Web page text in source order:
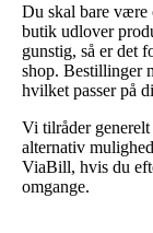
Du skal bare være
butik udlover
gunstig, så er det
shop. Bestillinger
hvilket passer på
Vi tilråder
alternativ
ViaBill, hvis du
omgange.